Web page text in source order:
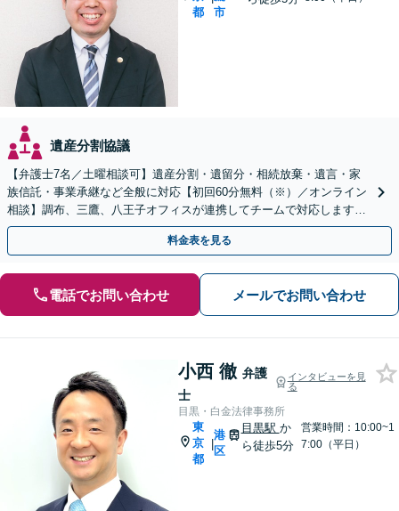
都
市
遺産分割協議
【弁護士7名／土曜相談可】遺産分割・遺留分・相続放棄・遺言・家
族信託・事業承継など全般に対応【初回60分無料（※）／オンライン
相談】調布、三鷹、八王子オフィスが連携してチームで対応します※
相続発生前のご相談など有料相談になるものもございます
料金表を見る
電話でお問い合わせ メールでお問い合わせ
小西 徹 弁護
士
インタビューを見
る
目黒・白金法律事務所
東
京
都
|
港
区
目黒駅 か
ら徒歩5分
営業時間：10:00~1
7:00（平日）